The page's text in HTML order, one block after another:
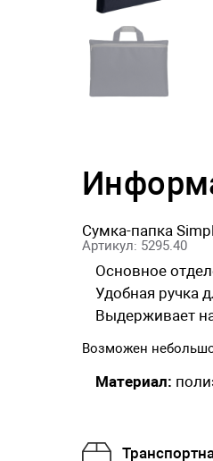
Сумка-папка
Артикул: 5295.40
Основное
Удобная ручка
Выдерживает
Возможен
Материал: